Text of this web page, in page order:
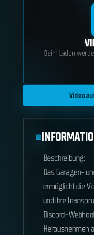
Beim Laden
Video
Beschreibung:
Das Garagen-
ermöglicht die
und ihre
Discord-
Herausnehmen